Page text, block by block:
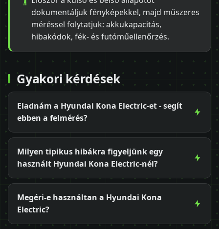
dokumentáljuk fényképekkel, majd műszeres
méréssel folytatjuk: akkukapacitás,
hibakódok, fék- és futóműellenőrzés.
Gyakori kérdések
Eladnám a Hyundai Kona Electric-et - segít
ebben a felmérés?
Milyen tipikus hibákra figyeljünk egy
használt Hyundai Kona Electric-nél?
Megéri-e használtan a Hyundai Kona
Electric?